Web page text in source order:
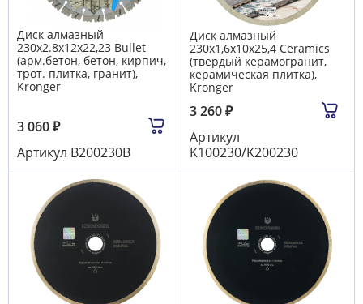
Диск алмазный
230x2.8х12х22,23 Bullet
(арм.бетон, бетон, кирпич,
трот. плитка, гранит),
Kronger
3 060₽
Артикул B200230B
Диск алмазный
230x1,6х10х25,4 Сeramics
(твердый керамогранит,
керамическая плитка),
Kronger
3 260₽
Артикул
K100230/K200230